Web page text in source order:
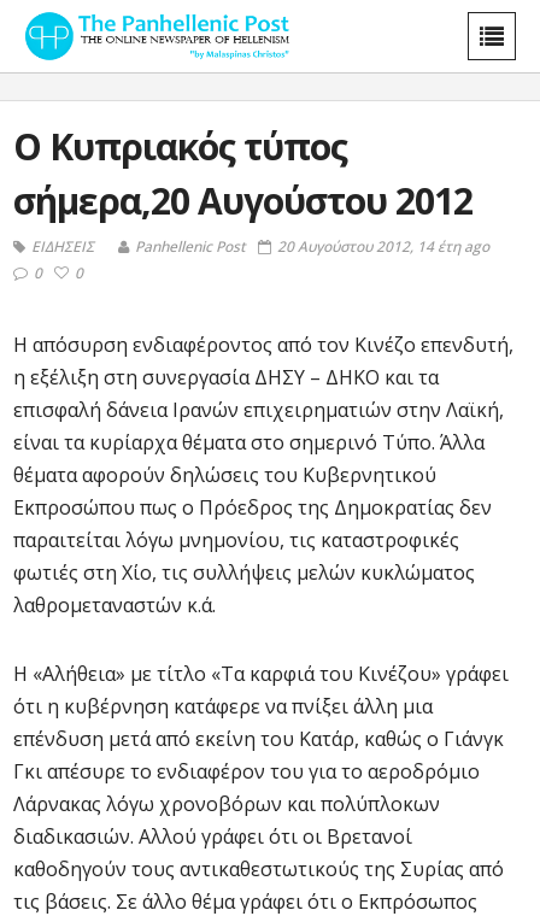
Ο Κυπριακός τύπος
σήμερα,20 Αυγούστου 2012
ΕΙΔΗΣΕΙΣ Panhellenic Post
20 Αυγούστου 2012, 14 έτη ago
0
0
Η απόσυρση ενδιαφέροντος από τον Κινέζο επενδυτή,
η εξέλιξη στη συνεργασία ΔΗΣΥ – ΔΗΚΟ και τα
επισφαλή δάνεια Ιρανών επιχειρηματιών στην Λαϊκή,
είναι τα κυρίαρχα θέματα στο σημερινό Τύπο. Άλλα
θέματα αφορούν δηλώσεις του Κυβερνητικού
Εκπροσώπου πως ο Πρόεδρος της Δημοκρατίας δεν
παραιτείται λόγω μνημονίου, τις καταστροφικές
φωτιές στη Χίο, τις συλλήψεις μελών κυκλώματος
λαθρομεταναστών κ.ά.
Η «Αλήθεια» με τίτλο «Τα καρφιά του Κινέζου» γράφει
ότι η κυβέρνηση κατάφερε να πνίξει άλλη μια
επένδυση μετά από εκείνη του Κατάρ, καθώς ο Γιάνγκ
Γκι απέσυρε το ενδιαφέρον του για το αεροδρόμιο
Λάρνακας λόγω χρονοβόρων και πολύπλοκων
διαδικασιών. Αλλού γράφει ότι οι Βρετανοί
καθοδηγούν τους αντικαθεστωτικούς της Συρίας από
τις βάσεις. Σε άλλο θέμα γράφει ότι ο Εκπρόσωπος